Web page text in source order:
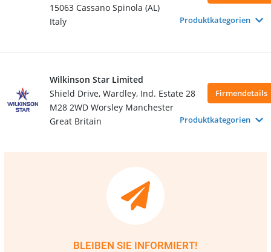
15063 Cassano Spinola (AL)
Italy
Produktkategorien
Wilkinson Star Limited
Shield Drive, Wardley, Ind. Estate 28
M28 2WD Worsley Manchester
Great Britain
Firmendetails
Produktkategorien
BLEIBEN SIE INFORMIERT!